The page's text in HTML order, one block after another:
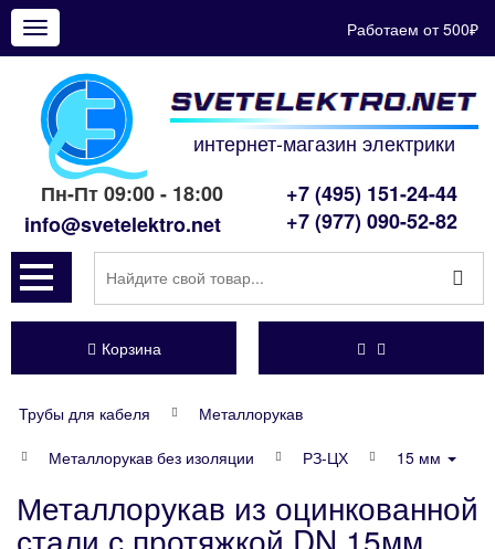
Показать
меню
Работаем от 500₽
интернет-магазин электрики
Пн-Пт 09:00 - 18:00
info@svetelektro.net
+7 (495) 151-24-44
+7 (977) 090-52-82
Корзина
Трубы для кабеля
Металлорукав
Металлорукав без изоляции
РЗ-ЦХ 15 мм
Металлорукав из оцинкованной
стали с протяжкой DN 15мм,